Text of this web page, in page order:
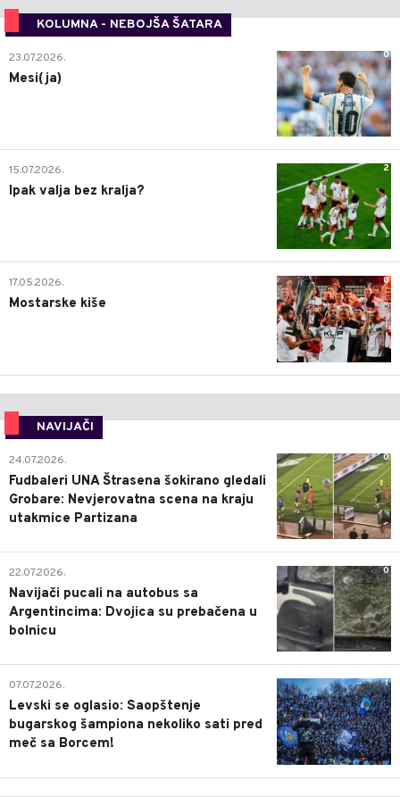
KOLUMNA - NEBOJŠA ŠATARA
0
23.07.2026.
Mesi(ja)
2
15.07.2026.
Ipak valja bez kralja?
0
17.05.2026.
Mostarske kiše
NAVIJAČI
0
24.07.2026.
Fudbaleri UNA Štrasena šokirano gledali
Grobare: Nevjerovatna scena na kraju
utakmice Partizana
0
22.07.2026.
Navijači pucali na autobus sa
Argentincima: Dvojica su prebačena u
bolnicu
1
07.07.2026.
Levski se oglasio: Saopštenje
bugarskog šampiona nekoliko sati pred
meč sa Borcem!